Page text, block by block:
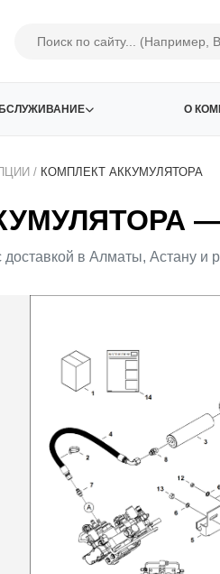
О
/ КОМПЛЕКТ АККУМУЛЯТОРА
—
в Алматы, Астану и